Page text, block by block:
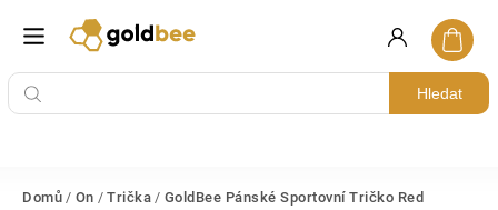
Hledat
Domů / On / Trička / GoldBee Pánské Sportovní Tričko Red